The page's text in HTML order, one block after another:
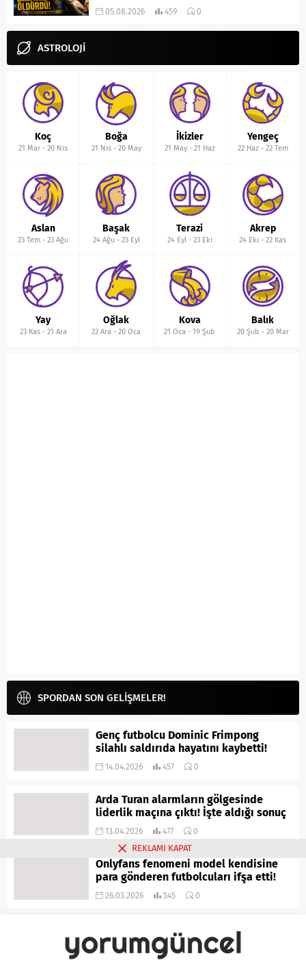
05.08.2026 459 0
ASTROLOJİ
Koç
21 Mar -20 Nis
Boğa
21 Nis- 20 May
İkizler
21 May- 21 Haz
Yengeç
22 Haz- 22 Tem
Aslan
23 Tem -23 Ağu
Başak
24 Ağu- 23 Eyl
Terazi
24 Eyl- 23 Eki
Akrep
24 Eki -22 Kas
Yay
23 Kas- 21 Ara
Oğlak
22 Ara -20 Oca
Kova
21 Oca -19 Şub
Balık
20 Şub - 20 Mar
SPORDAN SON GELİŞMELER!
Genç futbolcu Dominic Frimpong
silahlı saldırıda hayatını kaybetti!
14.04.2026 457 0
Arda Turan alarmların gölgesinde
liderlik maçına çıktı! İşte aldığı sonuç
13.04.2026 477 0
Onlyfans fenomeni model kendisine
para gönderen futbolcuları ifşa etti!
26.03.2026 545 0
REKLAMI KAPAT